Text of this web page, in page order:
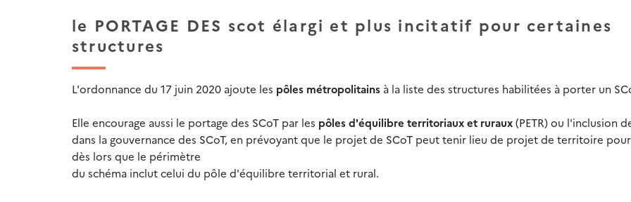
le PORTAGE DES scot élargi et plus incitatif pour certaines
structures
L'ordonnance du 17 juin 2020 ajoute les pôles métropolitains à la liste des structures habilitées à porter un
Elle encourage aussi le portage des SCoT par les pôles d'équilibre territoriaux et ruraux(PETR) ou l'inclusion
dans la gouvernance des SCoT, en prévoyant que le projet de SCoT peut tenir lieu de projet de territoire pour
dès lors que le périmètre
du schéma inclut celui du pôle d'équilibre territorial et rural.